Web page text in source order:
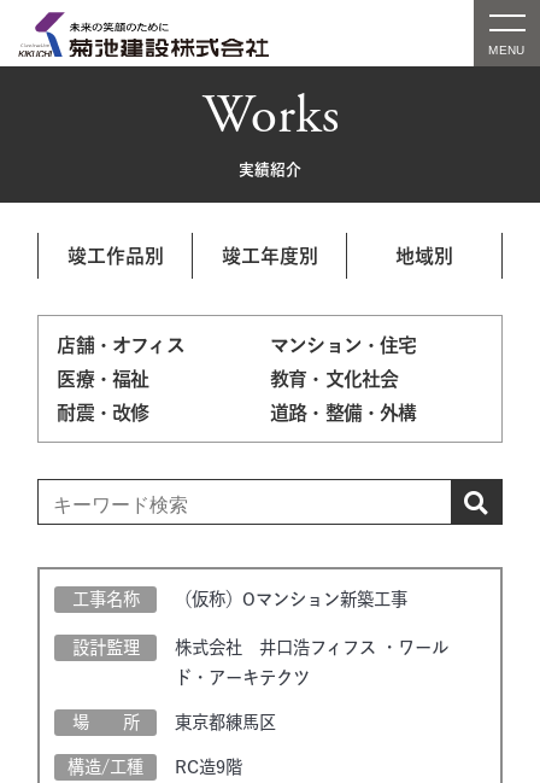
Works
実績紹介
竣工作品別 竣工年度別 地域別
店舗・オフィス
マンション・住宅
医療・福祉
教育・文化社会
耐震・改修
道路・整備・外構
工事名称 （仮称）Oマンション新築工事
設計監理
株式会社 井口浩フィフス ・ワール
ド・アーキテクツ
場 所 東京都練馬区
構造/工種 RC造9階